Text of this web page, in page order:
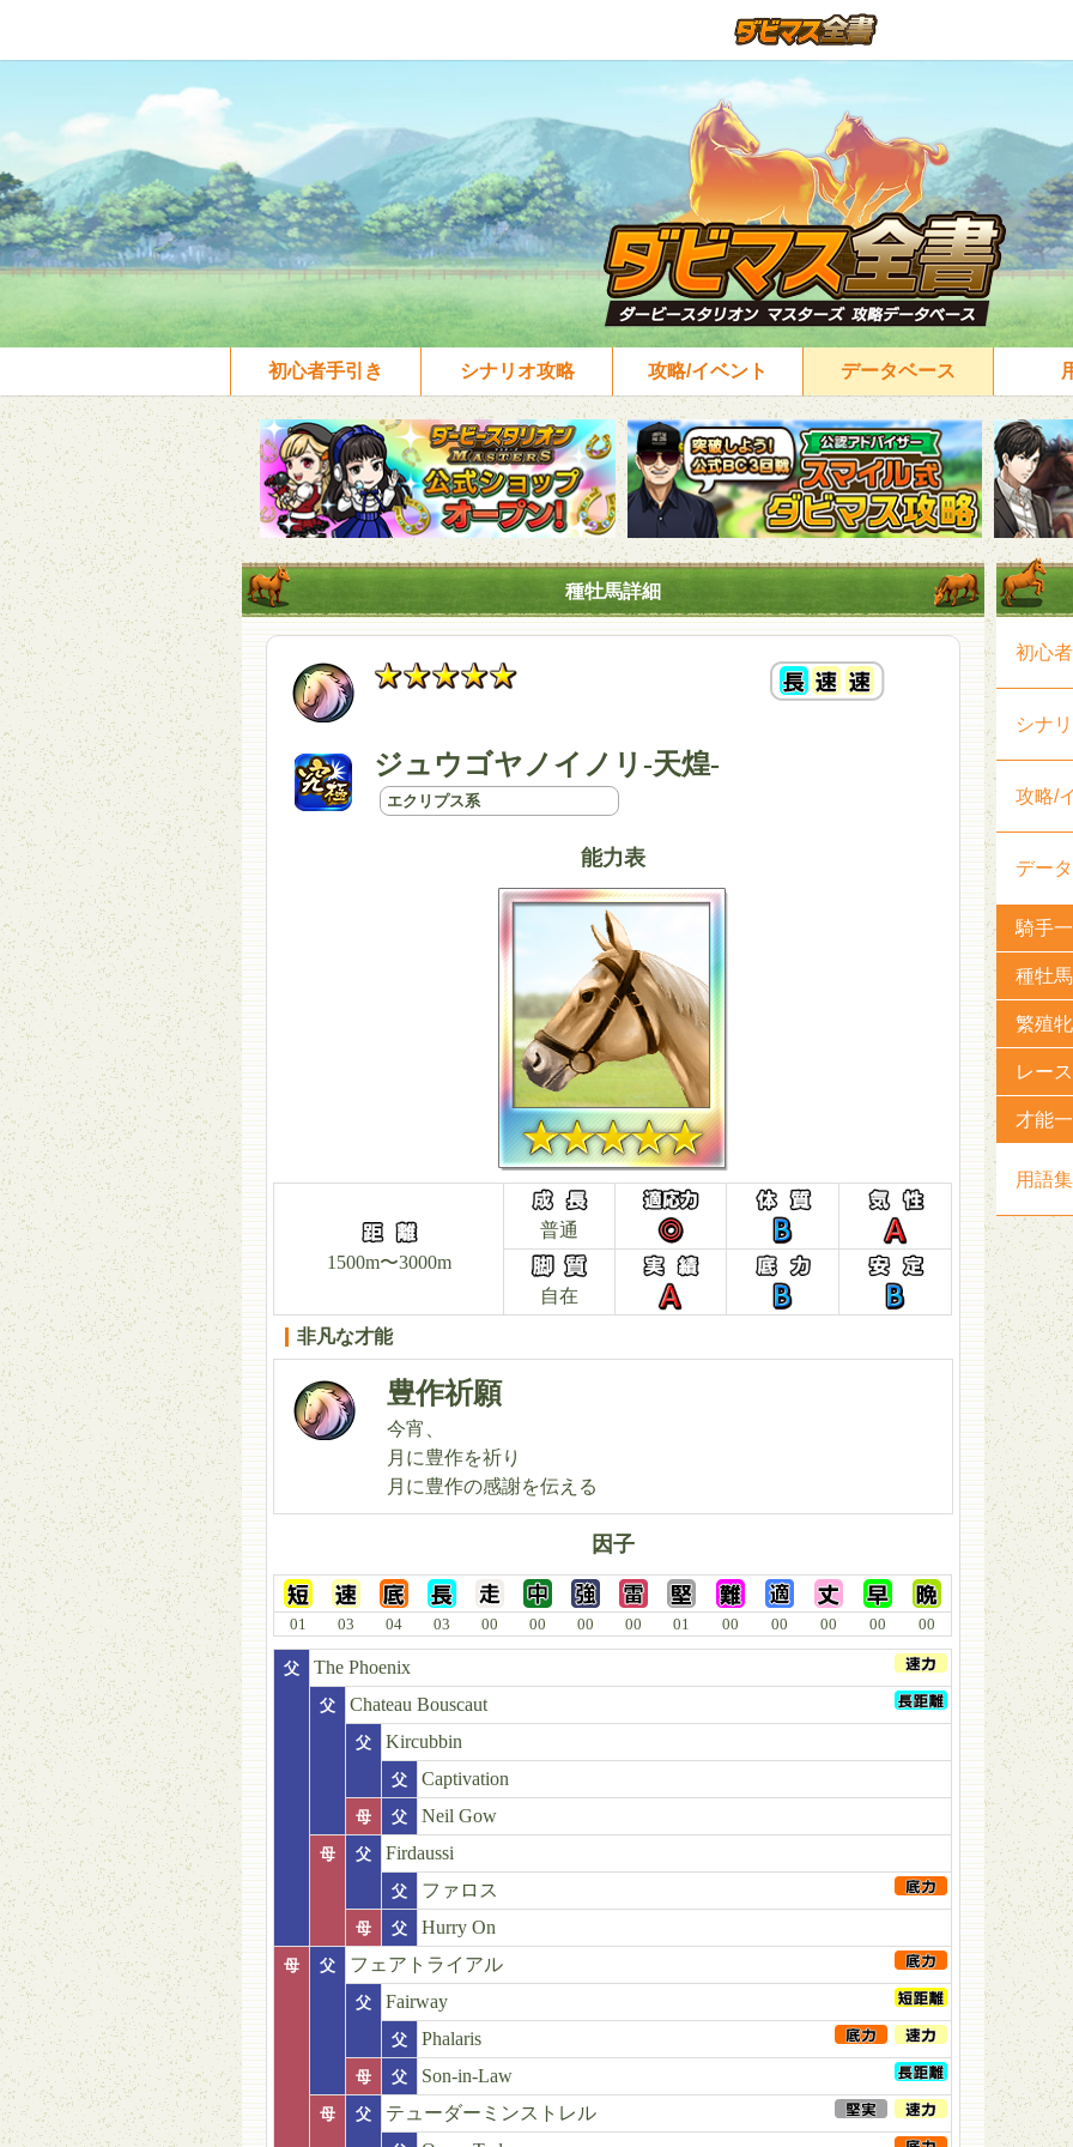
初心者手引き シナリオ攻略 攻略/イベント データベース
種牡馬詳細
ジュウゴヤノイノリ-天煌-
エクリプス系
能力表
1500m〜3000m
普通
自在
非凡な才能
豊作祈願
今宵、
月に豊作を祈り
月に豊作の感謝を伝える
因子
01 03 04 03 00 00 00 00 01 00 00 00 00 00
父 The Phoenix
父 Chateau Bouscaut
父 Kircubbin
父 Captivation
母 父 Neil Gow
母 父 Firdaussi
父 ファロス
母 父 Hurry On
母 父 フェアトライアル
父 Fairway
父 Phalaris
母 父 Son-in-Law
母 父 テューダーミンストレル
初心
シナ
攻略/
デー
騎手
種牡
繁殖
レー
才能
用語集